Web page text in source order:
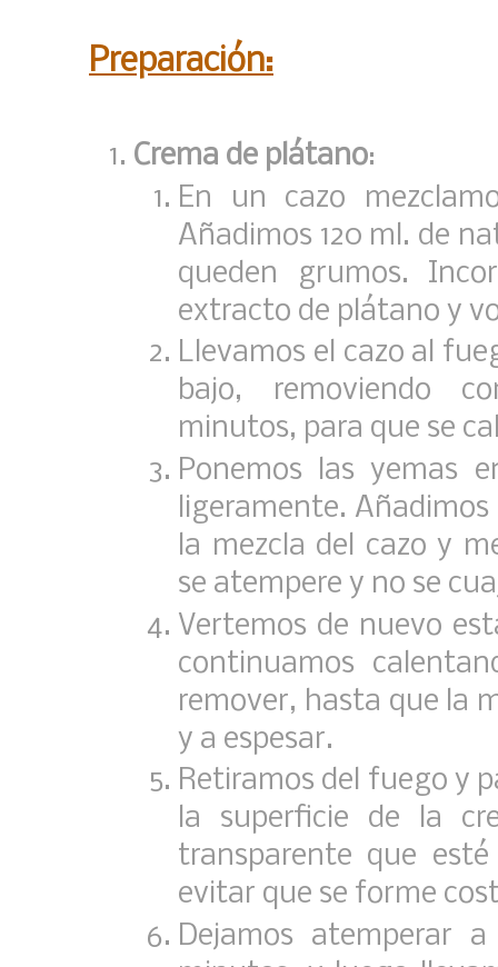
Preparación:
Crema de plátano:
En un cazo
Añadimos 120 ml. de
queden grumos.
extracto de plátano y
Llevamos el cazo al
bajo, removiendo
minutos, para que se
Ponemos las yemas
ligeramente.
la mezcla del cazo y
se atempere y no se
Vertemos de nuevo
continuamos
remover, hasta que la
y a espesar.
Retiramos del fuego y
la superficie de la
transparente que
evitar que se forme
Dejamos atemperar